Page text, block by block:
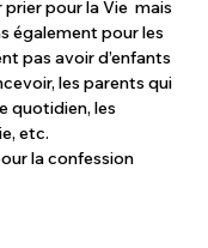
pour la Vie  mais
également pour les
pas avoir d’enfants
les parents qui
quotidien, les
etc.
la confession